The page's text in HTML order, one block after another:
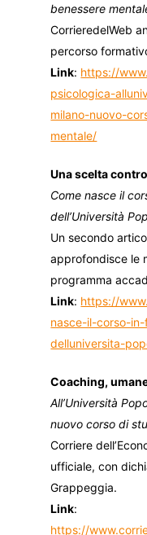
benessere
CorrieredelWeb
percorso
Link: https://
psicologica-
milano-nuovo-
mentale/
Una scelta
Come nasce il
dell’Università
Un secondo
approfondisce le
programma
Link: https://
nasce-il-corso-
delluniversita-
Coaching,
All’Università
nuovo corso di
Corriere
ufficiale, con
Grappeggia.
Link:
https://